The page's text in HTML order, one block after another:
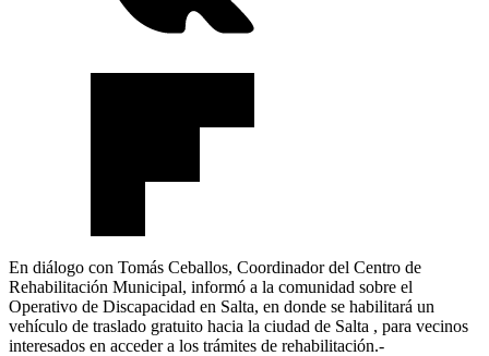
En diálogo con Tomás Ceballos, Coordinador del Centro de
Rehabilitación Municipal, informó a la comunidad sobre el
Operativo de Discapacidad en Salta, en donde se habilitará un
vehículo de traslado gratuito hacia la ciudad de Salta , para vecinos
interesados en acceder a los trámites de rehabilitación.-